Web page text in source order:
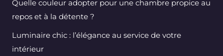
Quelle couleur adopter pour une chambre propice au
repos et à la détente ?
Luminaire chic : l’élégance au service de votre
intérieur